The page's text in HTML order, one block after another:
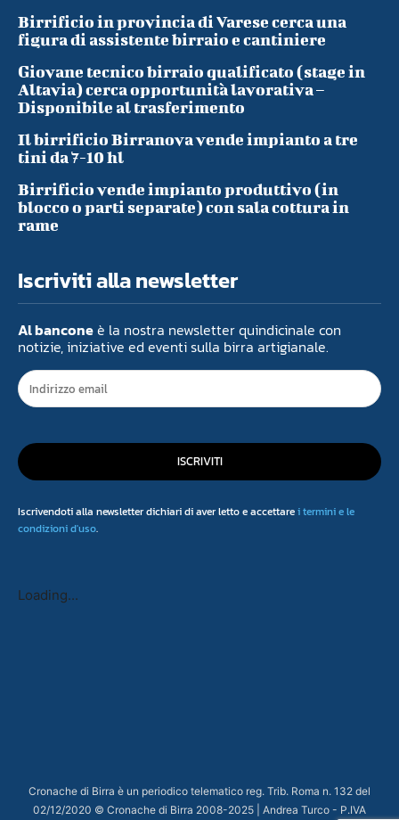
Birrificio in provincia di Varese cerca una
figura di assistente birraio e cantiniere
Giovane tecnico birraio qualificato (stage in
Altavia) cerca opportunità lavorativa –
Disponibile al trasferimento
Il birrificio Birranova vende impianto a tre
tini da 7-10 hl
Birrificio vende impianto produttivo (in
blocco o parti separate) con sala cottura in
rame
Iscriviti alla newsletter
Al banconeè la nostra newsletter quindicinale con
notizie, iniziative ed eventi sulla birra artigianale.
ISCRIVITI
Iscrivendoti alla newsletter dichiari di aver letto e accettarei termini e le
condizioni d'uso.
Loading...
Cronache di Birra è un periodico telematico reg. Trib. Roma n. 132 del
02/12/2020 © Cronache di Birra 2008-2025 | Andrea Turco - P.IVA